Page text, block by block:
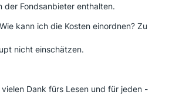
der Fondsanbieter enthalten.
kann ich die Kosten einordnen? Zu
nicht einschätzen.
Dank fürs Lesen und für jeden -